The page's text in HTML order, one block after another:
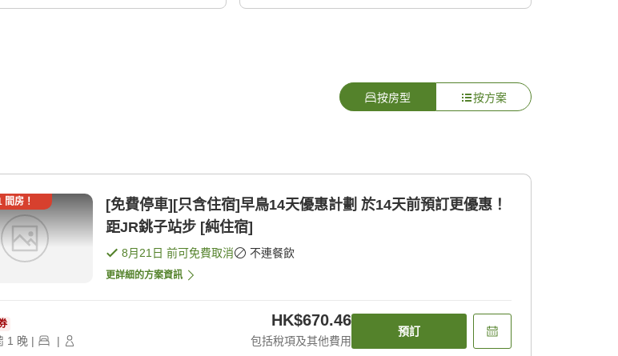
按房型 按方案
間房！
[免費停車][只含住宿]早鳥14天優惠計劃 於14天前預訂更優惠！
距JR銚子站步 [純住宿]
8月21日 前可免費取消 不連餐飲
更詳細的方案資訊
1 晚 | |
HK$670.46
包括稅項及其他費用
預訂